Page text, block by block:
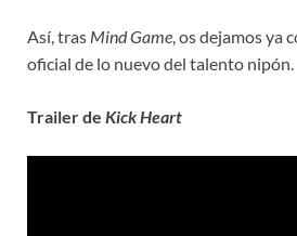
Así, tras Mind Game, os dejamos ya
oficial de lo nuevo del talento nipón.
Trailer de Kick Heart